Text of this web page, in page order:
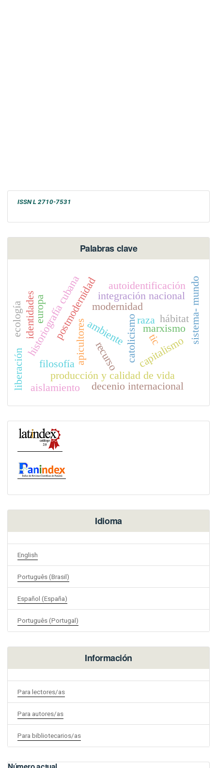
ISSN L 2710-7531
Palabras clave
catolicismo
recurso
postmodernidadmodernidad
historiografía cubana integración nacional
producción y calidad de vida
apicultores
liberación
raza
identidades marxismo
capitalismo
filosofía
ambiente tic
decenio internacional
europa
autoidentificación sistema- mundo
ecología
aislamiento
hábitat
Idioma
English
Português (Brasil)
Español (España)
Português (Portugal)
Información
Para lectores/as
Para autores/as
Para bibliotecarios/as